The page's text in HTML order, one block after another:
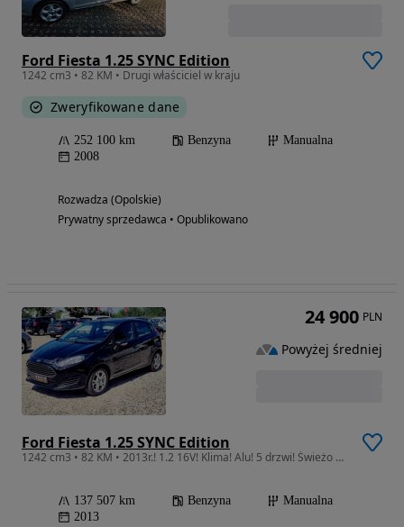
Ford Fiesta 1.25 SYNC Edition
1242 cm3 • 82 KM • Drugi właściciel w kraju
Zweryfikowane dane
252 100 km Benzyna
Manualna
2008
Rozwadza (Opolskie)
Prywatny sprzedawca • Opublikowano
Ford Fiesta 1.25 SYNC Edition
1242 cm3 • 82 KM • 2013r.! 1.2 16V! Klima! Alu! 5 drzwi! Świeżo Sprowadzona!
137 507 km Benzyna
Manualna
2013
24 900 PLN
Powyżej średniej